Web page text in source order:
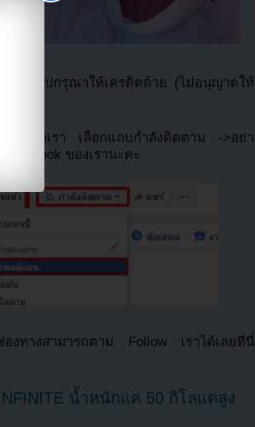
ำออกไปกรุณาให้เครดิตด้วย (ไม่อนุญาตให้
เร็วจากเรา เลือกแถบกำลังติดตาม ->อย่า
ของเรานะคะ
งทางสามารถตาม Follow เราได้เลยที่นี่
น้ำหนักแค่ 50 กิโลแต่สูง